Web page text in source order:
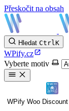
Přeskočit na obsah
Hledat CtrlK
WPify.cz
Vyberte motiv
WPify Woo Discount